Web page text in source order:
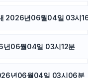
인천하수구막힘
2026년06월04일 03시
년06월04일 03시12분
년06월04일 03시06분